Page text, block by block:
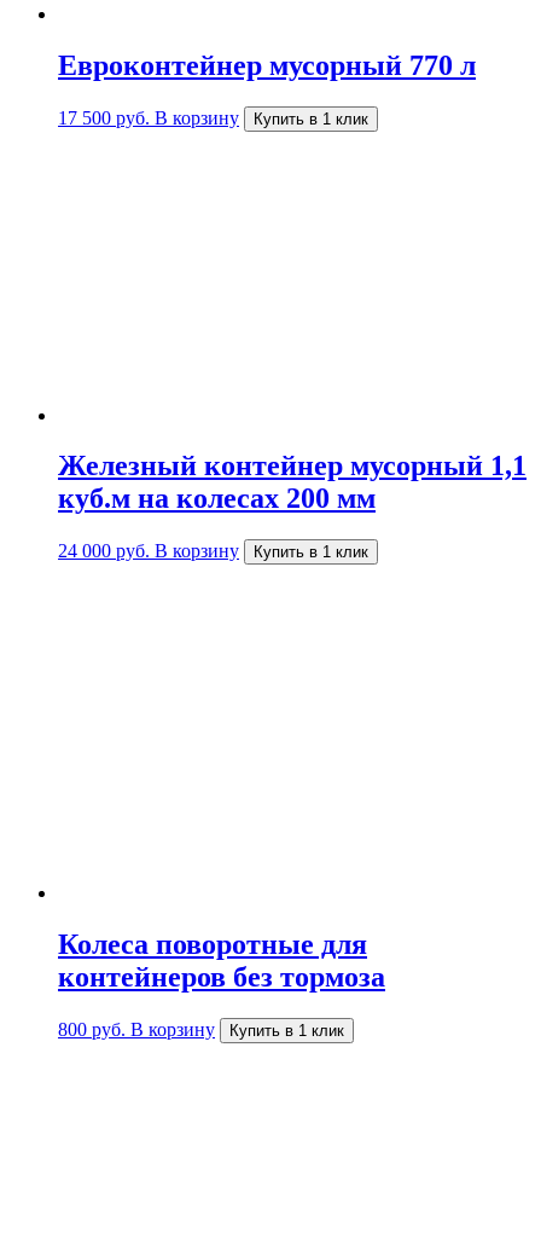
Евроконтейнер мусорный 770 л
17 500 руб. В корзину Купить в 1 клик
Железный контейнер мусорный 1,1
куб.м на колесах 200 мм
24 000 руб. В корзину Купить в 1 клик
Колеса поворотные для
контейнеров без тормоза
800 руб. В корзину Купить в 1 клик